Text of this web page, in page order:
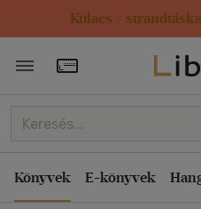
Kulacs /
Törzsvásárlói Kártya
Könyvek E-könyvek